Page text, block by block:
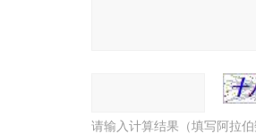
请输入计算结果（填写阿拉